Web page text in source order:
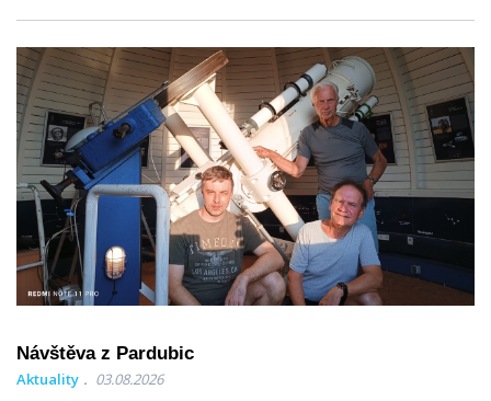
Návštěva z Pardubic
Aktuality 03.08.2026